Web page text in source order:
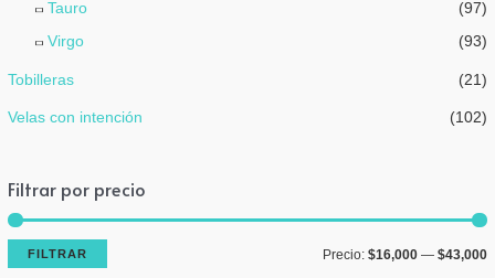
Tauro (97)
Virgo (93)
Tobilleras (21)
Velas con intención (102)
Filtrar por precio
PP
FILTRAR Precio: $16,000— $43,000